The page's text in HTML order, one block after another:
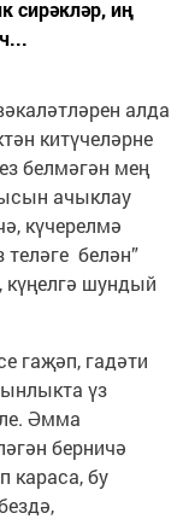
сирәкләр, иң
алда
китүчеләрне
белмәгән мең
ачыклау
күчерелмә
белән”
күңелгә шундый
гаҗәп, гадәти
үз
Әмма
берничә
караса, бу